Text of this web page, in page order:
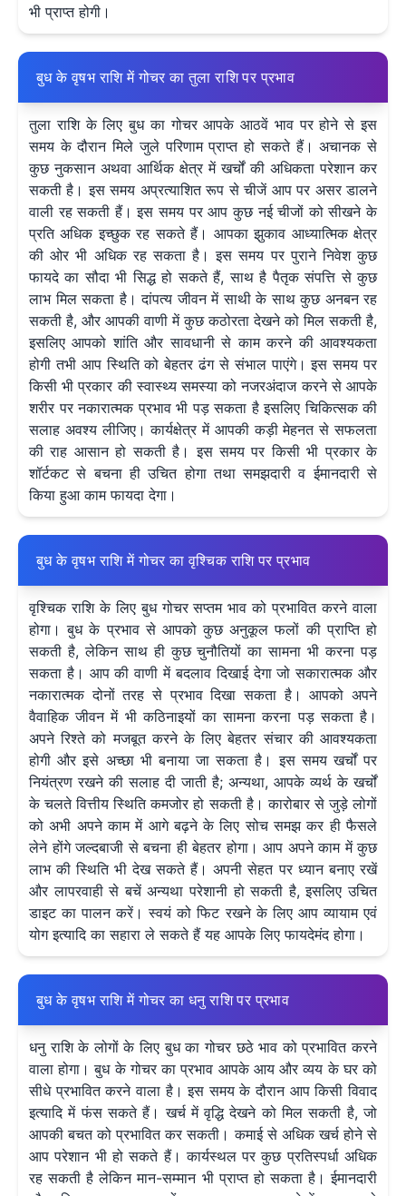
भी प्राप्त होगी।
बुध के वृषभ राशि में गोचर का तुला राशि पर प्रभाव
तुला राशि के लिए बुध का गोचर आपके आठवें भाव पर होने से इस
समय के दौरान मिले जुले परिणाम प्राप्त हो सकते हैं। अचानक से
कुछ नुकसान अथवा आर्थिक क्षेत्र में खर्चों की अधिकता परेशान कर
सकती है। इस समय अप्रत्याशित रूप से चीजें आप पर असर डालने
वाली रह सकती हैं। इस समय पर आप कुछ नई चीजों को सीखने के
प्रति अधिक इच्छुक रह सकते हैं। आपका झुकाव आध्यात्मिक क्षेत्र
की ओर भी अधिक रह सकता है। इस समय पर पुराने निवेश कुछ
फायदे का सौदा भी सिद्ध हो सकते हैं, साथ है पैतृक संपत्ति से कुछ
लाभ मिल सकता है। दांपत्य जीवन में साथी के साथ कुछ अनबन रह
सकती है, और आपकी वाणी में कुछ कठोरता देखने को मिल सकती है,
इसलिए आपको शांति और सावधानी से काम करने की आवश्यकता
होगी तभी आप स्थिति को बेहतर ढंग से संभाल पाएंगे। इस समय पर
किसी भी प्रकार की स्वास्थ्य समस्या को नजरअंदाज करने से आपके
शरीर पर नकारात्मक प्रभाव भी पड़ सकता है इसलिए चिकित्सक की
सलाह अवश्य लीजिए। कार्यक्षेत्र में आपकी कड़ी मेहनत से सफलता
की राह आसान हो सकती है। इस समय पर किसी भी प्रकार के
शॉर्टकट से बचना ही उचित होगा तथा समझदारी व ईमानदारी से
किया हुआ काम फायदा देगा।
बुध के वृषभ राशि में गोचर का वृश्चिक राशि पर प्रभाव
वृश्चिक राशि के लिए बुध गोचर सप्तम भाव को प्रभावित करने वाला
होगा। बुध के प्रभाव से आपको कुछ अनुकूल फलों की प्राप्ति हो
सकती है, लेकिन साथ ही कुछ चुनौतियों का सामना भी करना पड़
सकता है। आप की वाणी में बदलाव दिखाई देगा जो सकारात्मक और
नकारात्मक दोनों तरह से प्रभाव दिखा सकता है। आपको अपने
वैवाहिक जीवन में भी कठिनाइयों का सामना करना पड़ सकता है।
अपने रिश्ते को मजबूत करने के लिए बेहतर संचार की आवश्यकता
होगी और इसे अच्छा भी बनाया जा सकता है। इस समय खर्चों पर
नियंत्रण रखने की सलाह दी जाती है; अन्यथा, आपके व्यर्थ के खर्चों
के चलते वित्तीय स्थिति कमजोर हो सकती है। कारोबार से जुड़े लोगों
को अभी अपने काम में आगे बढ़ने के लिए सोच समझ कर ही फैसले
लेने होंगे जल्दबाजी से बचना ही बेहतर होगा। आप अपने काम में कुछ
लाभ की स्थिति भी देख सकते हैं। अपनी सेहत पर ध्यान बनाए रखें
और लापरवाही से बचें अन्यथा परेशानी हो सकती है, इसलिए उचित
डाइट का पालन करें। स्वयं को फिट रखने के लिए आप व्यायाम एवं
योग इत्यादि का सहारा ले सकते हैं यह आपके लिए फायदेमंद होगा।
बुध के वृषभ राशि में गोचर का धनु राशि पर प्रभाव
धनु राशि के लोगों के लिए बुध का गोचर छठे भाव को प्रभावित करने
वाला होगा। बुध के गोचर का प्रभाव आपके आय और व्यय के घर को
सीधे प्रभावित करने वाला है। इस समय के दौरान आप किसी विवाद
इत्यादि में फंस सकते हैं। खर्च में वृद्धि देखने को मिल सकती है, जो
आपकी बचत को प्रभावित कर सकती। कमाई से अधिक खर्च होने से
आप परेशान भी हो सकते हैं। कार्यस्थल पर कुछ प्रतिस्पर्धा अधिक
रह सकती है लेकिन मान-सम्मान भी प्राप्त हो सकता है। ईमानदारी